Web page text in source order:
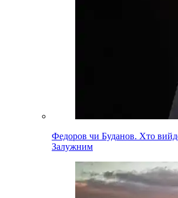
Федоров чи Буданов. Хто
Залужним